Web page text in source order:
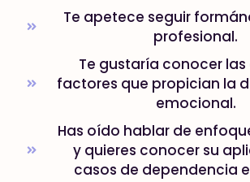
Te apetece seguir
profesional.
Te gustaría conocer las
factores que propician la
emocional.
Has oído hablar de
y quieres conocer su
casos de dependencia